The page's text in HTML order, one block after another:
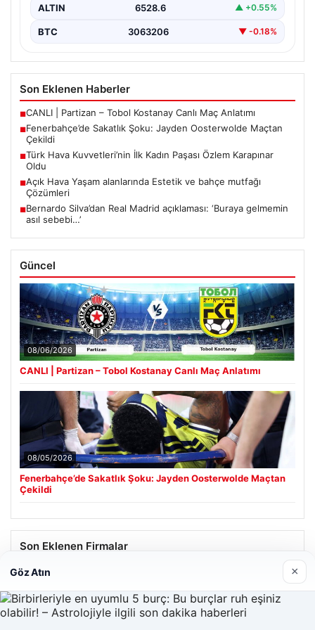
ALTIN 6528.6 ▲ +0.55%
BTC 3063206 ▼ -0.18%
Son Eklenen Haberler
■CANLI | Partizan – Tobol Kostanay Canlı Maç Anlatımı
■Fenerbahçe’de Sakatlık Şoku: Jayden Oosterwolde Maçtan
Çekildi
■Türk Hava Kuvvetleri’nin İlk Kadın Paşası Özlem Karapınar
Oldu
■Açık Hava Yaşam alanlarında Estetik ve bahçe mutfağı
Çözümleri
■Bernardo Silva’dan Real Madrid açıklaması: ‘Buraya gelmemin
asıl sebebi…’
Güncel
08/06/2026
CANLI | Partizan – Tobol Kostanay Canlı Maç Anlatımı
08/05/2026
Fenerbahçe’de Sakatlık Şoku: Jayden Oosterwolde Maçtan
Çekildi
Son Eklenen Firmalar
Göz Atın ×